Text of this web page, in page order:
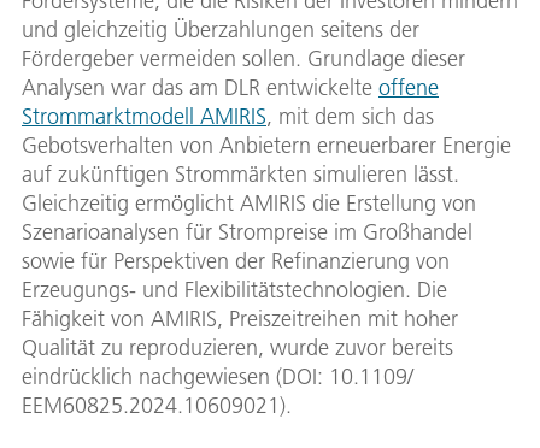
und gleichzeitig Überzahlungen seitens der
Fördergeber vermeiden sollen. Grundlage dieser
Analysen war das am DLR entwickelte offene
Strommarktmodell AMIRIS, mit dem sich das
Gebotsverhalten von Anbietern erneuerbarer Energie
auf zukünftigen Strommärkten simulieren lässt.
Gleichzeitig ermöglicht AMIRIS die Erstellung von
Szenarioanalysen für Strompreise im Großhandel
sowie für Perspektiven der Refinanzierung von
Erzeugungs- und Flexibilitätstechnologien. Die
Fähigkeit von AMIRIS, Preiszeitreihen mit hoher
Qualität zu reproduzieren, wurde zuvor bereits
eindrücklich nachgewiesen (DOI: 10.1109/
EEM60825.2024.10609021).